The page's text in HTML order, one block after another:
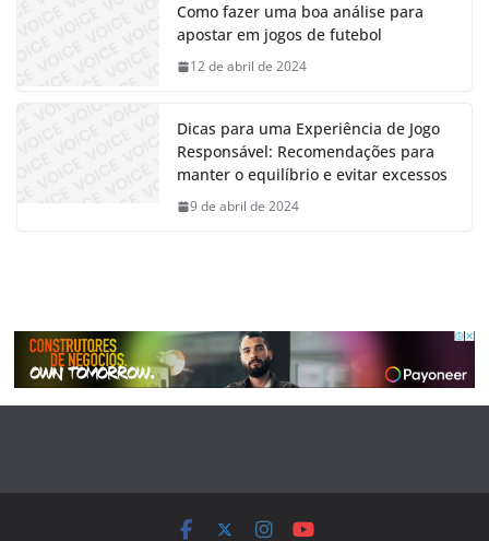
Como fazer uma boa análise para
apostar em jogos de futebol
12 de abril de 2024
Dicas para uma Experiência de Jogo
Responsável: Recomendações para
manter o equilíbrio e evitar excessos
9 de abril de 2024